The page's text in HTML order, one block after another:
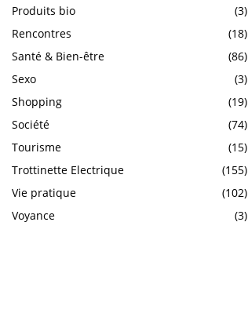
Produits bio
(3)
Rencontres
(18)
Santé & Bien-être
(86)
Sexo
(3)
Shopping
(19)
Société
(74)
Tourisme
(15)
Trottinette Electrique
(155)
Vie pratique
(102)
Voyance
(3)